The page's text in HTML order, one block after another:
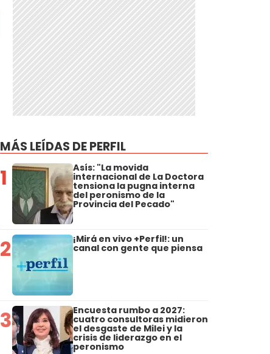
MÁS LEÍDAS DE PERFIL
1 Asís: "La movida
internacional de La Doctora
tensiona la pugna interna
del peronismo de la
Provincia del Pecado"
2 ¡Mirá en vivo +Perfil!: un
canal con gente que piensa
3 Encuesta rumbo a 2027:
cuatro consultoras midieron
el desgaste de Milei y la
crisis de liderazgo en el
peronismo